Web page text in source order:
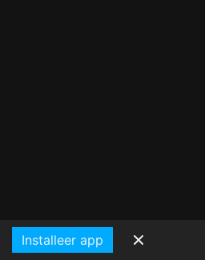
Installeer app